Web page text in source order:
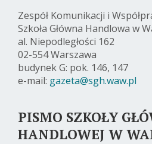
Zespół Komunikacji i
Szkoła Główna Handlowa w
al. Niepodległości 162
02-554 Warszawa
budynek G: pok. 146, 147
e-mail: gazeta@sgh.waw.pl
PISMO SZKOŁY
HANDLOWEJ W